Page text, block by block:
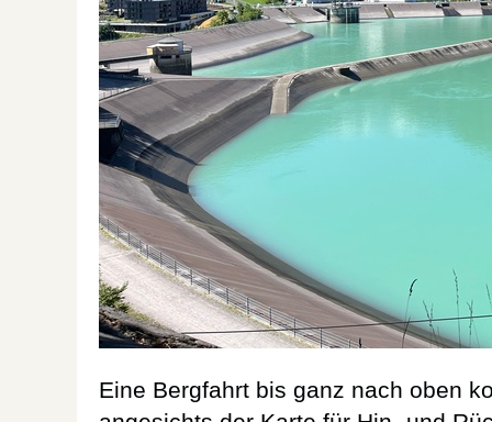
Eine Bergfahrt bis ganz nach oben